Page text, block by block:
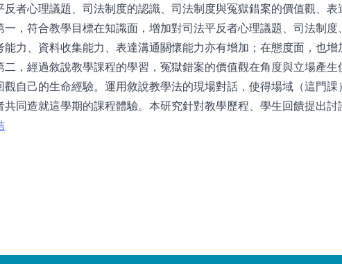
反者心理議題、司法制度的認識、司法制度與冤獄錯案的價值觀、
一，符合教學目標在知識面，增加對司法平反者心理議題、司法制
能力、資料收集能力、表達溝通關懷能力亦有增加；在態度面，也
二，經過敘說教學課程的學習，冤獄錯案的價值觀在角度與立場產
觀自己的生命經驗。運用敘說教學法的現場對話，使得場域（這門
共同造就這學期的課程體驗。本研究針對教學歷程、學生回饋提出討